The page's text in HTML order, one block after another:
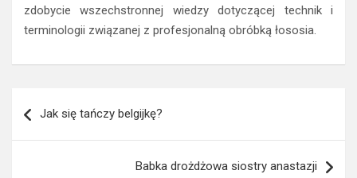
zdobycie wszechstronnej wiedzy dotyczącej technik i
terminologii związanej z profesjonalną obróbką łososia.
wpisu
Jak się tańczy belgijkę?
Babka drożdżowa siostry anastazji